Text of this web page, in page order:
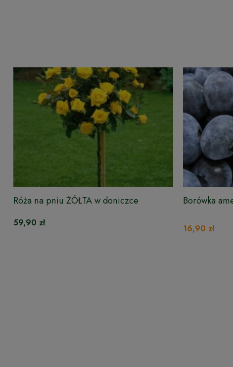
Róża na pniu ŻÓŁTA w doniczce
59,90 zł
Borówka
16,90 zł